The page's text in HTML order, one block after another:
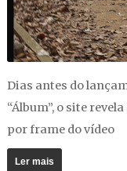
Dias antes do
“Álbum”, o site
por frame do vídeo
Ler mais